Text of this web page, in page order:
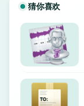
猜你喜欢